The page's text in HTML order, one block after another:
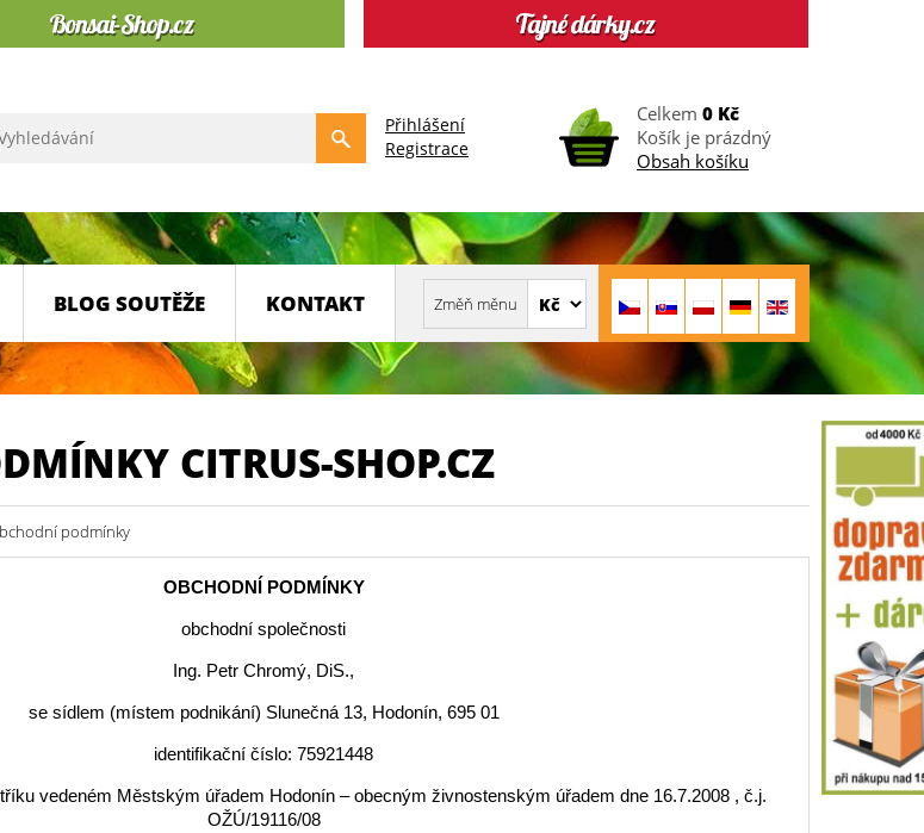
Přihlášení
Registrace
Celkem 0 Kč
Košík je prázdný
Obsah košíku
BLOG SOUTĚŽE KONTAKT
CITRUS-SHOP.CZ
podmínky
OBCHODNÍ PODMÍNKY
obchodní společnosti
Ing. Petr Chromý, DiS.,
se sídlem (místem podnikání) Slunečná 13, Hodonín, 695 01
identifikační číslo: 75921448
vedeném Městským úřadem Hodonín – obecným živnostenským úřadem dne 16.7.2008 , č.j.
OŽÚ/19116/08